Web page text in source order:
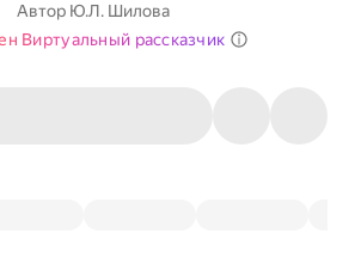
Автор Ю.Л. Шилова
Виртуальный рассказчик